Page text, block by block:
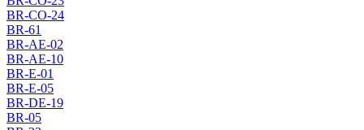
BR-CO-24
BR-61
BR-AE-02
BR-AE-10
BR-E-01
BR-E-05
BR-DE-19
BR-05